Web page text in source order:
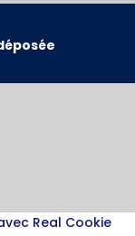
Real Cookie